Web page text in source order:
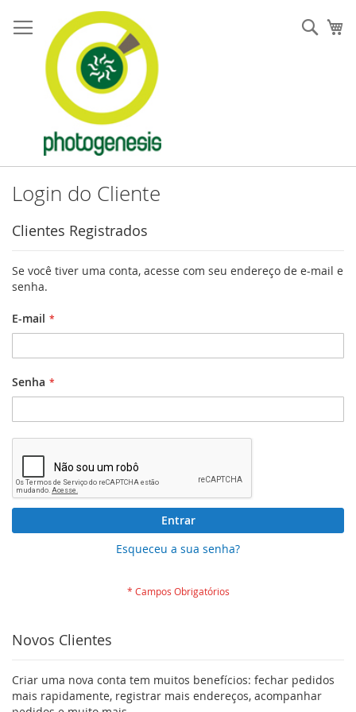
para
o
conteúdo
Login do Cliente
Clientes Registrados
Se você tiver uma conta, acesse com seu endereço de e-mail e
senha.
E-mail
Senha
Entrar
Esqueceu a sua senha?
Novos Clientes
Criar uma nova conta tem muitos benefícios: fechar pedidos
mais rapidamente, registrar mais endereços, acompanhar